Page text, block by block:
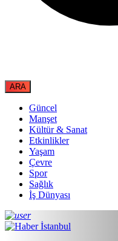
Güncel
Manşet
Kültür & Sanat
Etkinlikler
Yaşam
Çevre
Spor
Sağlık
İş Dünyası